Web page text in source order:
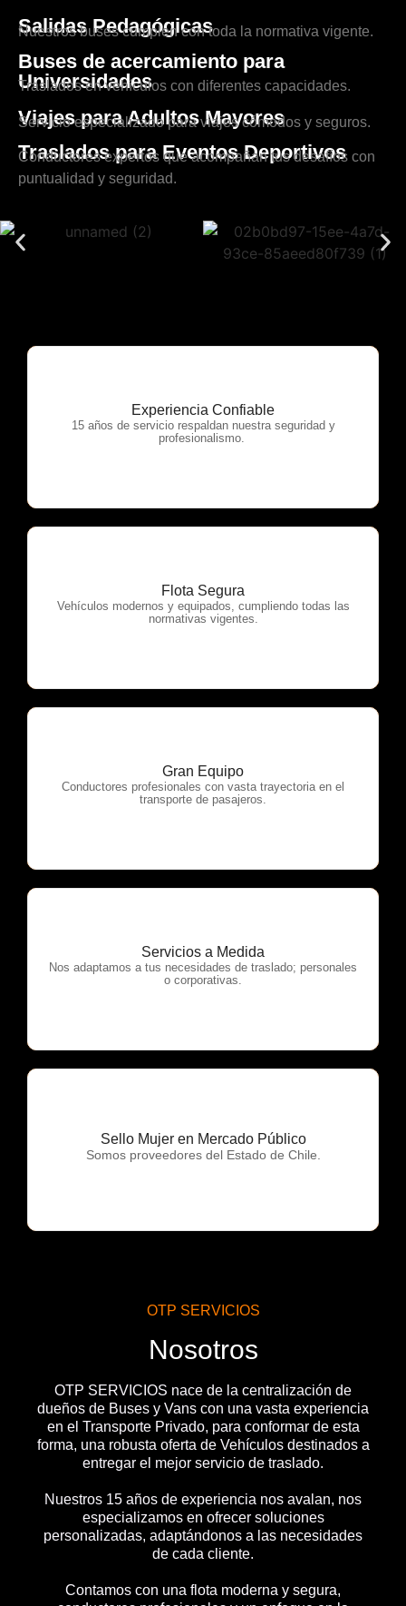
Salidas Pedagógicas
Nuestros buses cumplen con toda la normativa vigente.
Buses de acercamiento para
Universidades
Traslados en vehículos con diferentes capacidades.
Viajes para Adultos Mayores
Servicio especializado para viajes cómodos y seguros.
Traslados para Eventos Deportivos
Conductores expertos que acompañan tus desafíos con
puntualidad y seguridad.
Experiencia Confiable
15 años de servicio respaldan nuestra seguridad y
profesionalismo.
OTP Servicios
Flota Segura
Vehículos modernos y equipados, cumpliendo todas las
normativas vigentes.
OTP Servicios
Gran Equipo
Conductores profesionales con vasta trayectoria en el
transporte de pasajeros.
OTP Servicios
Servicios a Medida
Nos adaptamos a tus necesidades de traslado; personales
o corporativas.
OTP Servicios
Sello Mujer en Mercado Público
Somos proveedores del Estado de Chile.
OTP Servicios
OTP SERVICIOS
Nosotros
OTP SERVICIOS nace de la centralización de
dueños de Buses y Vans con una vasta experiencia
en el Transporte Privado, para conformar de esta
forma, una robusta oferta de Vehículos destinados a
entregar el mejor servicio de traslado.
Nuestros 15 años de experiencia nos avalan, nos
especializamos en ofrecer soluciones
personalizadas, adaptándonos a las necesidades
de cada cliente.
Contamos con una flota moderna y segura,